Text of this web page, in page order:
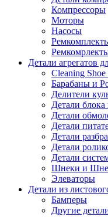
Компрессоры
Моторы
Насосы
Детали агрегатов
Cleaning Shoe
Барабаны и
Делители
Детали
Детали
Детали
Детали
Детали
Детали
Шнеки и
Элеваторы
Детали из
Бамперы
Другие